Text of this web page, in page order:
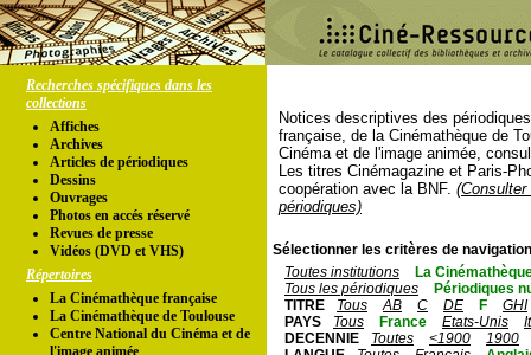
Recherches spécifiques dans les
collections
Affiches
Archives
Articles de périodiques
Dessins
Ouvrages
Photos en accés réservé
Revues de presse
Vidéos (DVD et VHS)
Répertoires
La Cinémathèque française
La Cinémathèque de Toulouse
Centre National du Cinéma et de
l'image animée
Notices descriptives des
française, de la Cinémathèque de
Cinéma et de l'image animée,
Les titres Cinémagazine et Paris-
coopération avec la BNF.
périodiques)
Sélectionner les critères de
Toutes institutions
La
Tous les périodiques
Périodiques
TITRE
Tous AB C DE F
GHI
PAYS
Tous France Etats-Unis
DECENNIE
Toutes <1900
1900